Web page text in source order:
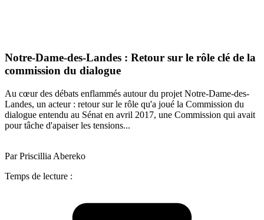
Notre-Dame-des-Landes : Retour sur le rôle clé de la
commission du dialogue
Au cœur des débats enflammés autour du projet Notre-Dame-des-
Landes, un acteur : retour sur le rôle qu'a joué la Commission du
dialogue entendu au Sénat en avril 2017, une Commission qui avait
pour tâche d'apaiser les tensions...
Par Priscillia Abereko
Temps de lecture :